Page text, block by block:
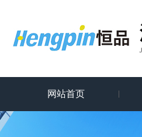
网站首页